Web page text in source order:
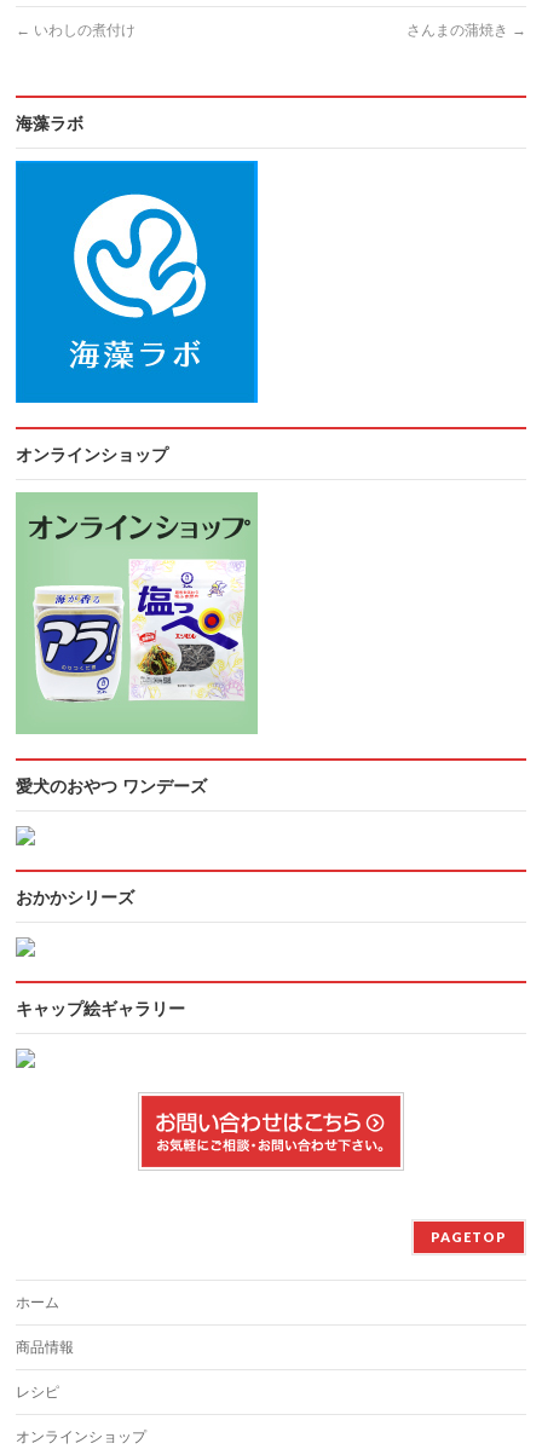
← いわしの煮付け さんまの蒲焼き →
海藻ラボ
オンラインショップ
愛犬のおやつ ワンデーズ
おかかシリーズ
キャップ絵ギャラリー
PAGETOP
ホーム
商品情報
レシピ
オンラインショップ